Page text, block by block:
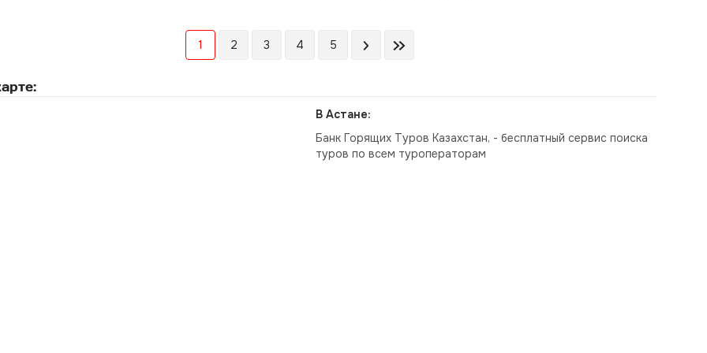
1 2 3 4 5
В Астане:
Банк Горящих Туров Казахстан, - бесплатный сервис поиска
туров по всем туроператорам